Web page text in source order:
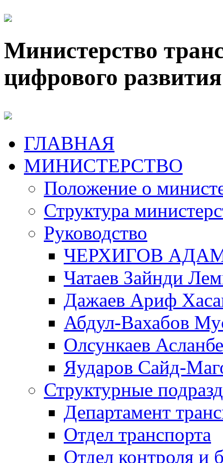
Министерство
цифрового
ГЛАВНАЯ
МИНИСТЕРСТВО
Положение о
Структура
Руководство
ЧЕРХИГОВ
Чатаев Зайнди
Дажаев Ариф
Абдул-Вахабов
Олсункаев
Яударов Сайд-
Структурные
Департамент
Отдел транспорта
Отдел контроля и